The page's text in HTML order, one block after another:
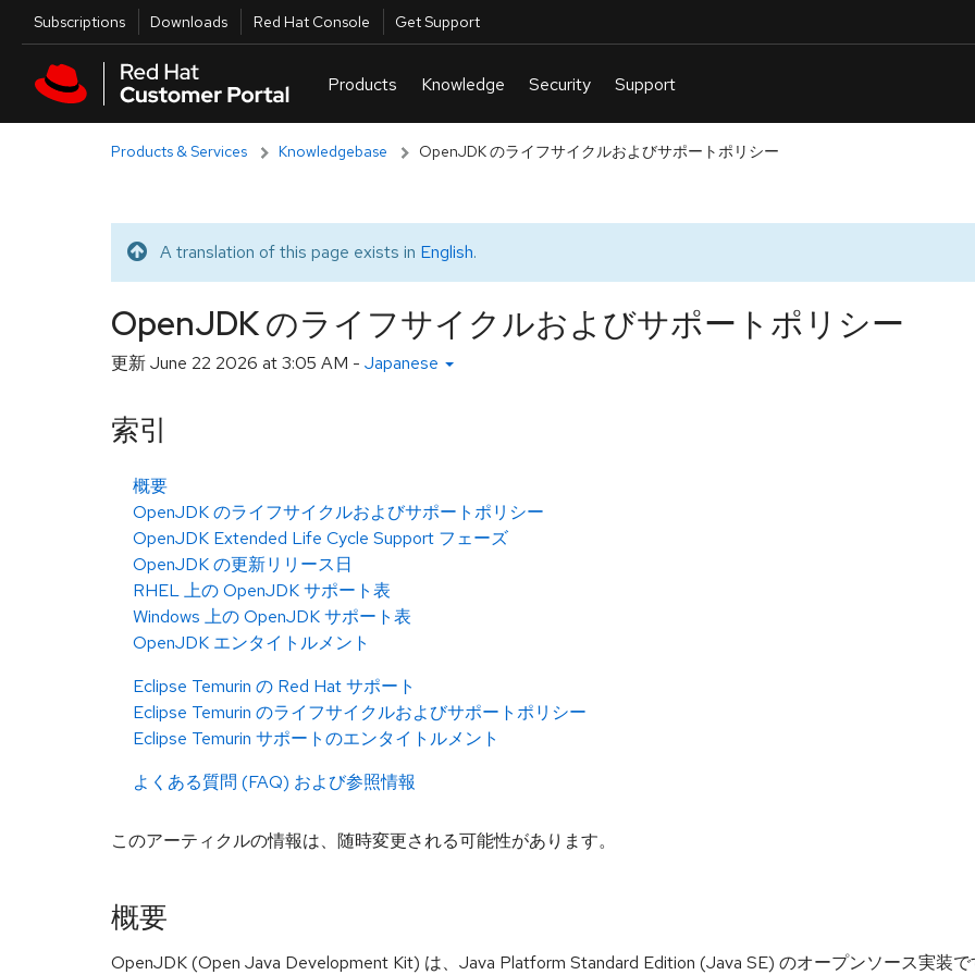
Skip to main content
Utilities
Subscriptions Downloads Red Hat Console Get Support
Products & Services Knowledgebase OpenJDK のライフサイクルおよびサポートポリシー
Translated message
A translation of this page exists in English.
OpenJDK のライフサイクルおよびサポートポリシー
更新June 22 2026 at 3:05 AM - Japanese
索引
概要
OpenJDK のライフサイクルおよびサポートポリシー
OpenJDK Extended Life Cycle Support フェーズ
OpenJDK の更新リリース日
RHEL 上の OpenJDK サポート表
Windows 上の OpenJDK サポート表
OpenJDK エンタイトルメント
Eclipse Temurin の Red Hat サポート
Eclipse Temurin のライフサイクルおよびサポートポリシー
Eclipse Temurin サポートのエンタイトルメント
よくある質問 (FAQ) および参照情報
このアーティクルの情報は、随時変更される可能性があります。
概要
OpenJDK (Open Java Development Kit) は、Java Platform Standard Edition (Java SE) のオープンソース実装